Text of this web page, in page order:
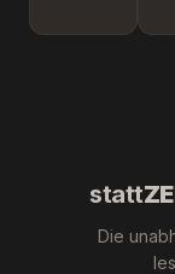
statt
Die